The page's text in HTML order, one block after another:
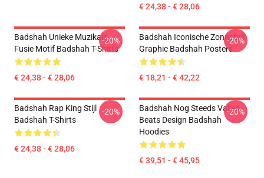
€ 24,38 - € 28,06
Badshah Unieke Muzikale
Fusie Motif Badshah T-Shirts
€ 24,38 - € 28,06
-20%
Badshah Iconische Zonnebril
Graphic Badshah Posters
€ 18,21 - € 42,22
-20%
Badshah Rap King Stijl
Badshah T-Shirts
€ 24,38 - € 28,06
-20%
Badshah Nog Steeds Vallen
Beats Design Badshah
Hoodies
€ 39,51 - € 45,95
-20%